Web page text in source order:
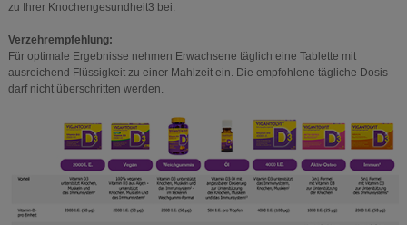
zu Ihrer Knochengesundheit3 bei.
Verzehrempfehlung:
Für optimale Ergebnisse nehmen Erwachsene täglich eine Tablette mit
ausreichend Flüssigkeit zu einer Mahlzeit ein. Die empfohlene tägliche Dosis
darf nicht überschritten werden.